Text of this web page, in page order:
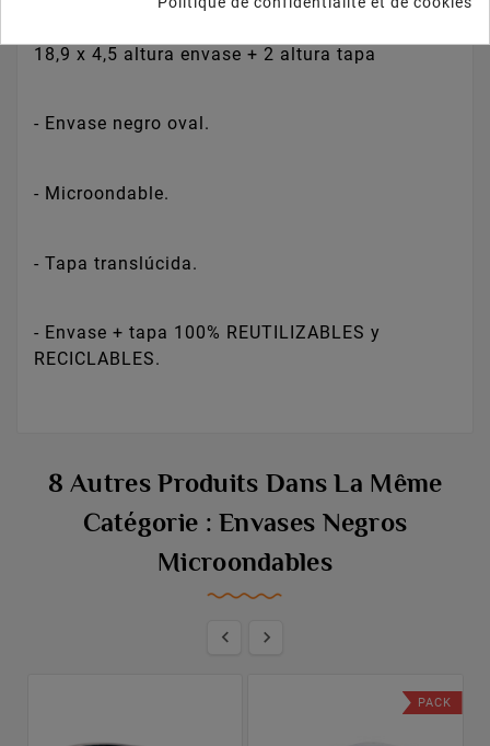
18,9 x 4,5 altura envase + 2 altura tapa
- Envase negro oval.
- Microondable.
- Tapa translúcida.
- Envase + tapa 100% REUTILIZABLES y
RECICLABLES.
8 Autres Produits Dans La Même
Catégorie : Envases Negros
Microondables
 
PACK